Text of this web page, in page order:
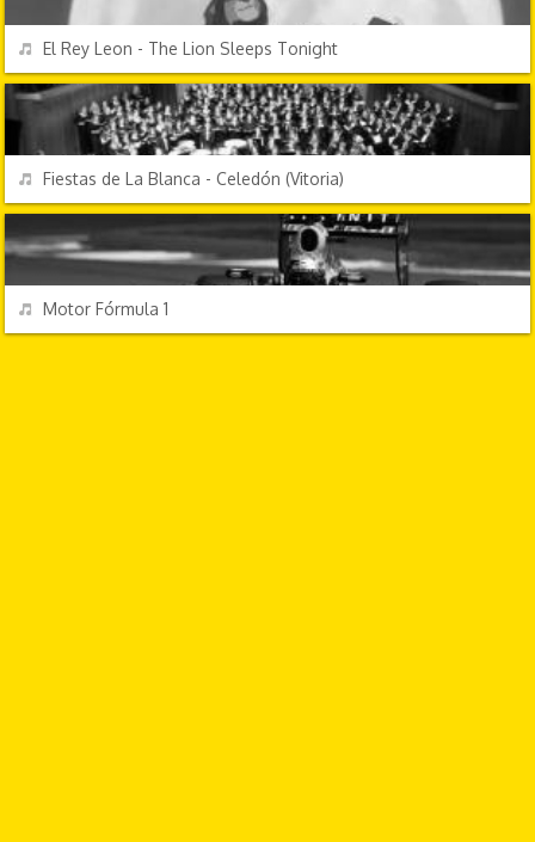
REPRODUCIR
El Rey Leon - The Lion Sleeps Tonight
REPRODUCIR
Fiestas de La Blanca - Celedón (Vitoria)
REPRODUCIR
Motor Fórmula 1